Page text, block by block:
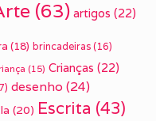
(63) artigos (22)
(18) brincadeiras (16)
(15) Crianças (22)
desenho (24)
(20) Escrita (43)